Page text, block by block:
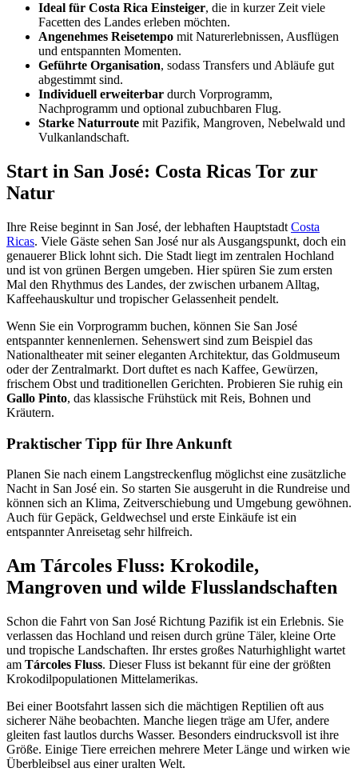
Ideal für Costa Rica Einsteiger, die in kurzer Zeit viele
Facetten des Landes erleben möchten.
Angenehmes Reisetempo mit Naturerlebnissen, Ausflügen
und entspannten Momenten.
Geführte Organisation, sodass Transfers und Abläufe gut
abgestimmt sind.
Individuell erweiterbar durch Vorprogramm,
Nachprogramm und optional zubuchbaren Flug.
Starke Naturroute mit Pazifik, Mangroven, Nebelwald und
Vulkanlandschaft.
Start in San José: Costa Ricas Tor zur
Natur
Ihre Reise beginnt in San José, der lebhaften Hauptstadt Costa
Ricas. Viele Gäste sehen San José nur als Ausgangspunkt, doch ein
genauerer Blick lohnt sich. Die Stadt liegt im zentralen Hochland
und ist von grünen Bergen umgeben. Hier spüren Sie zum ersten
Mal den Rhythmus des Landes, der zwischen urbanem Alltag,
Kaffeehauskultur und tropischer Gelassenheit pendelt.
Wenn Sie ein Vorprogramm buchen, können Sie San José
entspannter kennenlernen. Sehenswert sind zum Beispiel das
Nationaltheater mit seiner eleganten Architektur, das Goldmuseum
oder der Zentralmarkt. Dort duftet es nach Kaffee, Gewürzen,
frischem Obst und traditionellen Gerichten. Probieren Sie ruhig ein
Gallo Pinto, das klassische Frühstück mit Reis, Bohnen und
Kräutern.
Praktischer Tipp für Ihre Ankunft
Planen Sie nach einem Langstreckenflug möglichst eine zusätzliche
Nacht in San José ein. So starten Sie ausgeruht in die Rundreise und
können sich an Klima, Zeitverschiebung und Umgebung gewöhnen.
Auch für Gepäck, Geldwechsel und erste Einkäufe ist ein
entspannter Anreisetag sehr hilfreich.
Am Tárcoles Fluss: Krokodile,
Mangroven und wilde Flusslandschaften
Schon die Fahrt von San José Richtung Pazifik ist ein Erlebnis. Sie
verlassen das Hochland und reisen durch grüne Täler, kleine Orte
und tropische Landschaften. Ihr erstes großes Naturhighlight wartet
am Tárcoles Fluss. Dieser Fluss ist bekannt für eine der größten
Krokodilpopulationen Mittelamerikas.
Bei einer Bootsfahrt lassen sich die mächtigen Reptilien oft aus
sicherer Nähe beobachten. Manche liegen träge am Ufer, andere
gleiten fast lautlos durchs Wasser. Besonders eindrucksvoll ist ihre
Größe. Einige Tiere erreichen mehrere Meter Länge und wirken wie
Überbleibsel aus einer uralten Welt.